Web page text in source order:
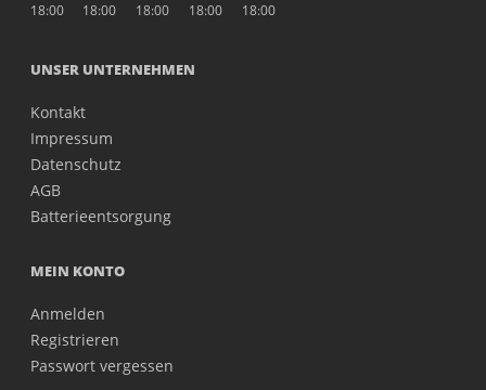
18:00
18:00
18:00
18:00
18:00
UNSER UNTERNEHMEN
Kontakt
Impressum
Datenschutz
AGB
Batterieentsorgung
MEIN KONTO
Anmelden
Registrieren
Passwort vergessen